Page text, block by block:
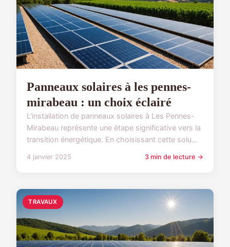
Panneaux solaires à les pennes-
mirabeau : un choix éclairé
L'installation de panneaux solaires à Les Pennes-
Mirabeau représente une étape significative vers la
transition énergétique. En choisissant cette solu...
4 janvier 2025 3 min de lecture →
TRAVAUX